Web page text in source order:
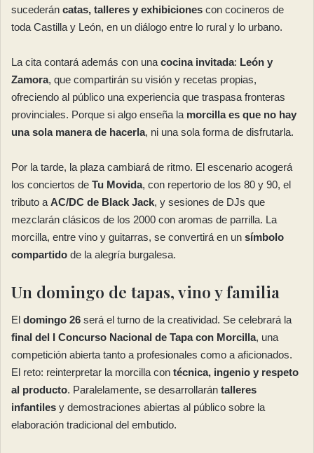
sucederán catas, talleres y exhibiciones con cocineros de
toda Castilla y León, en un diálogo entre lo rural y lo urbano.
La cita contará además con una cocina invitada: León y
Zamora, que compartirán su visión y recetas propias,
ofreciendo al público una experiencia que traspasa fronteras
provinciales. Porque si algo enseña la morcilla es que no hay
una sola manera de hacerla, ni una sola forma de disfrutarla.
Por la tarde, la plaza cambiará de ritmo. El escenario acogerá
los conciertos de Tu Movida, con repertorio de los 80 y 90, el
tributo a AC/DC de Black Jack, y sesiones de DJs que
mezclarán clásicos de los 2000 con aromas de parrilla. La
morcilla, entre vino y guitarras, se convertirá en un símbolo
compartido de la alegría burgalesa.
Un domingo de tapas, vino y familia
El domingo 26 será el turno de la creatividad. Se celebrará la
final del I Concurso Nacional de Tapa con Morcilla, una
competición abierta tanto a profesionales como a aficionados.
El reto: reinterpretar la morcilla con técnica, ingenio y respeto
al producto. Paralelamente, se desarrollarán talleres
infantiles y demostraciones abiertas al público sobre la
elaboración tradicional del embutido.